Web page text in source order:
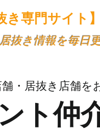
き専門サイト
抜き情報を毎日
・居抜き店舗を
ト仲